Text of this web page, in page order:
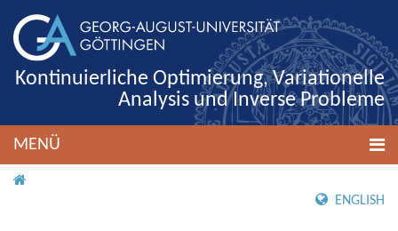
Kontinuierliche Optimierung, Variationelle
Analysis und Inverse Probleme
MENÜ
ENGLISH